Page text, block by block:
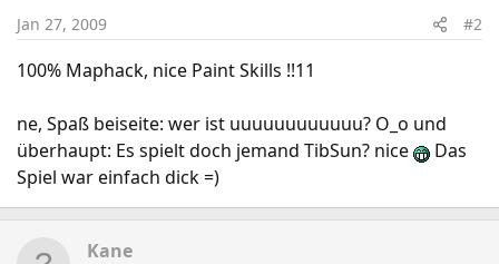
Jan 27, 2009 #2
100% Maphack, nice Paint Skills !!11
ne, Spaß beiseite: wer ist uuuuuuuuuuuu? O_o und
überhaupt: Es spielt doch jemand TibSun? nice
Das
Spiel war einfach dick =)
Kane